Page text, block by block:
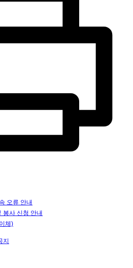
오류 안내
봉사 신청 안내
체)
지